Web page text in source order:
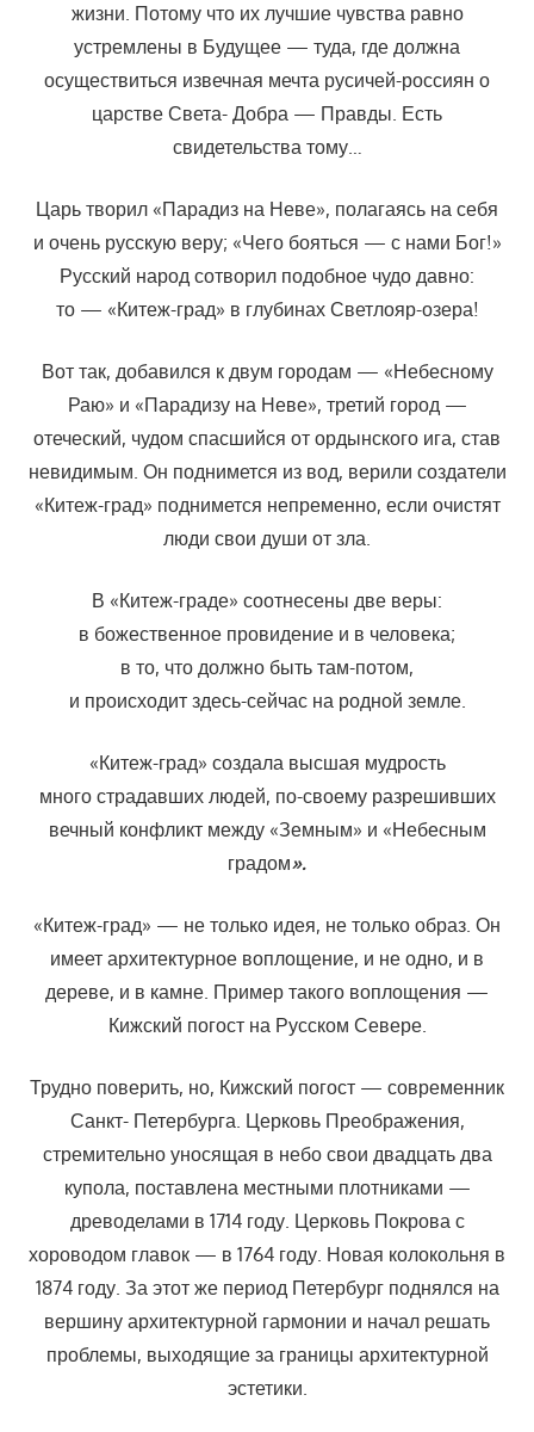
жизни. Потому что их лучшие чувства равно
устремлены в Будущее — туда, где должна
осуществиться извечная мечта русичей-россиян о
царстве Света- Добра — Правды. Есть
свидетельства тому…
Царь творил «Парадиз на Неве», полагаясь на себя
и очень русскую веру; «Чего бояться — с нами Бог!»
Русский народ сотворил подобное чудо давно:
то — «Китеж-град» в глубинах Светлояр-озера!
Вот так, добавился к двум городам — «Небесному
Раю» и «Парадизу на Неве», третий город —
отеческий, чудом спасшийся от ордынского ига, став
невидимым. Он поднимется из вод, верили создатели
«Китеж-град» поднимется непременно, если очистят
люди свои души от зла.
В «Китеж-граде» соотнесены две веры:
в божественное провидение и в человека;
в то, что должно быть там-потом,
и происходит здесь-сейчас на родной земле.
«Китеж-град» создала высшая мудрость
много страдавших людей, по-своему разрешивших
вечный конфликт между «Земным» и «Небесным
градом».
«Китеж-град» — не только идея, не только образ. Он
имеет архитектурное воплощение, и не одно, и в
дереве, и в камне. Пример такого воплощения —
Кижский погост на Русском Севере.
Трудно поверить, но, Кижский погост — современник
Санкт- Петербурга. Церковь Преображения,
стремительно уносящая в небо свои двадцать два
купола, поставлена местными плотниками —
древоделами в 1714 году. Церковь Покрова с
хороводом главок — в 1764 году. Новая колокольня в
1874 году. За этот же период Петербург поднялся на
вершину архитектурной гармонии и начал решать
проблемы, выходящие за границы архитектурной
эстетики.